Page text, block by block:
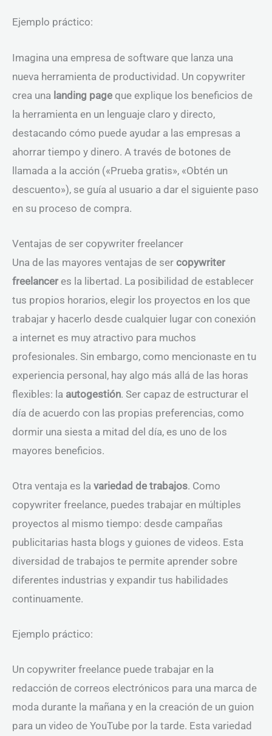
Ejemplo práctico:
Imagina una empresa de software que lanza una
nueva herramienta de productividad. Un copywriter
crea una landing page que explique los beneficios de
la herramienta en un lenguaje claro y directo,
destacando cómo puede ayudar a las empresas a
ahorrar tiempo y dinero. A través de botones de
llamada a la acción («Prueba gratis», «Obtén un
descuento»), se guía al usuario a dar el siguiente paso
en su proceso de compra.
Ventajas de ser copywriter freelancer
Una de las mayores ventajas de ser copywriter
freelanceres la libertad. La posibilidad de establecer
tus propios horarios, elegir los proyectos en los que
trabajar y hacerlo desde cualquier lugar con conexión
a internet es muy atractivo para muchos
profesionales. Sin embargo, como mencionaste en tu
experiencia personal, hay algo más allá de las horas
flexibles: la autogestión. Ser capaz de estructurar el
día de acuerdo con las propias preferencias, como
dormir una siesta a mitad del día, es uno de los
mayores beneficios.
Otra ventaja es la variedad de trabajos. Como
copywriter freelance, puedes trabajar en múltiples
proyectos al mismo tiempo: desde campañas
publicitarias hasta blogs y guiones de videos. Esta
diversidad de trabajos te permite aprender sobre
diferentes industrias y expandir tus habilidades
continuamente.
Ejemplo práctico:
Un copywriter freelance puede trabajar en la
redacción de correos electrónicos para una marca de
moda durante la mañana y en la creación de un guion
para un video de YouTube por la tarde. Esta variedad